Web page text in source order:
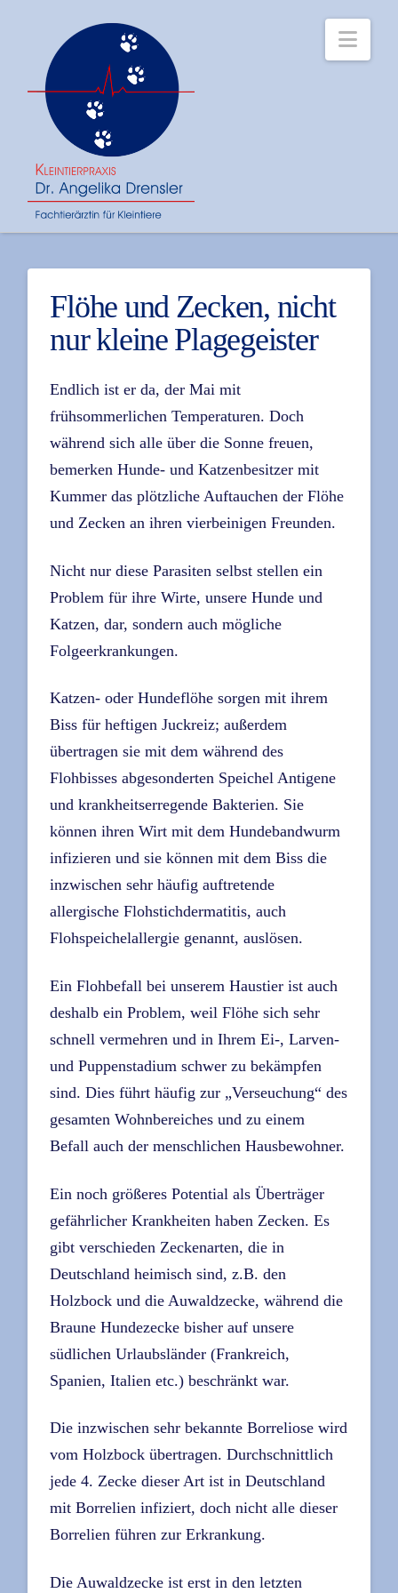
Flöhe und Zecken, nicht
nur kleine Plagegeister
Endlich ist er da, der Mai mit
frühsommerlichen Temperaturen. Doch
während sich alle über die Sonne freuen,
bemerken Hunde- und Katzenbesitzer mit
Kummer das plötzliche Auftauchen der Flöhe
und Zecken an ihren vierbeinigen Freunden.
Nicht nur diese Parasiten selbst stellen ein
Problem für ihre Wirte, unsere Hunde und
Katzen, dar, sondern auch mögliche
Folgeerkrankungen.
Katzen- oder Hundeflöhe sorgen mit ihrem
Biss für heftigen Juckreiz; außerdem
übertragen sie mit dem während des
Flohbisses abgesonderten Speichel Antigene
und krankheitserregende Bakterien. Sie
können ihren Wirt mit dem Hundebandwurm
infizieren und sie können mit dem Biss die
inzwischen sehr häufig auftretende
allergische Flohstichdermatitis, auch
Flohspeichelallergie genannt, auslösen.
Ein Flohbefall bei unserem Haustier ist auch
deshalb ein Problem, weil Flöhe sich sehr
schnell vermehren und in Ihrem Ei-, Larven-
und Puppenstadium schwer zu bekämpfen
sind. Dies führt häufig zur „Verseuchung“ des
gesamten Wohnbereiches und zu einem
Befall auch der menschlichen Hausbewohner.
Ein noch größeres Potential als Überträger
gefährlicher Krankheiten haben Zecken. Es
gibt verschieden Zeckenarten, die in
Deutschland heimisch sind, z.B. den
Holzbock und die Auwaldzecke, während die
Braune Hundezecke bisher auf unsere
südlichen Urlaubsländer (Frankreich,
Spanien, Italien etc.) beschränkt war.
Die inzwischen sehr bekannte Borreliose wird
vom Holzbock übertragen. Durchschnittlich
jede 4. Zecke dieser Art ist in Deutschland
mit Borrelien infiziert, doch nicht alle dieser
Borrelien führen zur Erkrankung.
Die Auwaldzecke ist erst in den letzten